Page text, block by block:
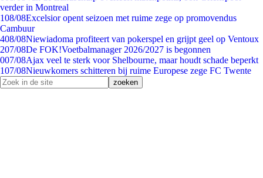
verder in Montreal
108/08Excelsior opent seizoen met ruime zege op promovendus
Cambuur
408/08Niewiadoma profiteert van pokerspel en grijpt geel op Ventoux
207/08De FOK!Voetbalmanager 2026/2027 is begonnen
007/08Ajax veel te sterk voor Shelbourne, maar houdt schade beperkt
107/08Nieuwkomers schitteren bij ruime Europese zege FC Twente